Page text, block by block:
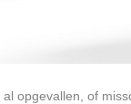
opgevallen, of